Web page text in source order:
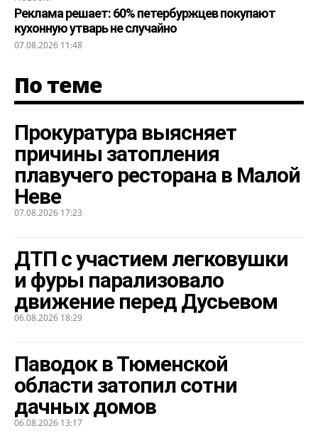
Реклама решает: 60% петербуржцев покупают
кухонную утварь не случайно
07.08.2026 11:48
По теме
Прокуратура выясняет
причины затопления
плавучего ресторана в Малой
Неве
07.08.2026 17:23
ДТП с участием легковушки
и фуры парализовало
движение перед Дусьевом
06.08.2026 18:29
Паводок в Тюменской
области затопил сотни
дачных домов
06.08.2026 13:17